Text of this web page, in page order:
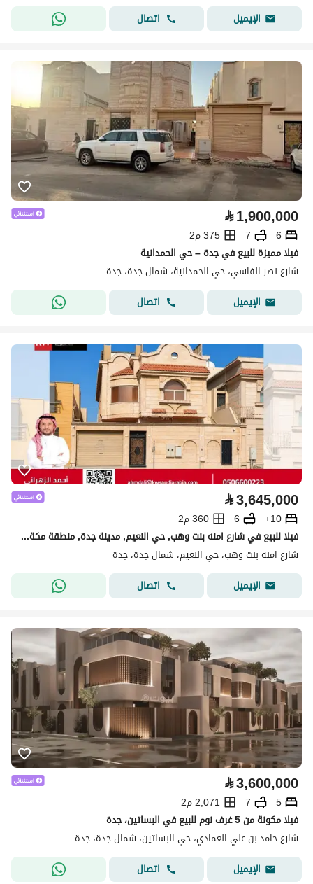
الإيميل
اتصال
⃁1,900,000
6
7
375 م2
فيلا مميزة للبيع في جدة – حي الحمدانية
شارع نصر الفاسي، حي الحمدانية، شمال جدة، جدة
الإيميل
اتصال
⃁3,645,000
10+
6
360 م2
فيلا للبيع في شارع امنه بنت وهب, حي النعيم, مدينة جدة, منطقة مكة المكرمة
شارع امنه بنت وهب، حي النعيم، شمال جدة، جدة
الإيميل
اتصال
⃁3,600,000
5
7
2,071 م2
فيلا مكونة من 5 غرف نوم للبيع في البساتين، جدة
شارع حامد بن علي العمادي، حي البساتين، شمال جدة، جدة
الإيميل
اتصال